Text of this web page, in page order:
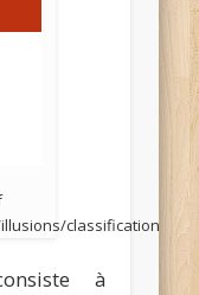
classification.htm)
à